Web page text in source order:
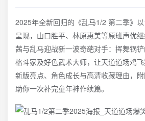
2025年全新回归的《乱马1/2 第二季》
呈现，山口胜平、林原惠美等原班声优
茜与乱马迎战新一波奇葩对手：挥舞锅
格斗家及好色武术大师，让天道道场鸡
新版亮点、角色成长与高清收藏理由，附
助你一次补完童年神作续篇。